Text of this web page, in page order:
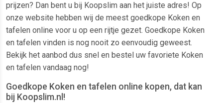
prijzen? Dan bent u bij Koopslim aan het juiste adres! Op
onze website hebben wij de meest goedkope Koken en
tafelen online voor u op een rijtje gezet. Goedkope Koken
en tafelen vinden is nog nooit zo eenvoudig geweest.
Bekijk het aanbod dus snel en bestel uw favoriete Koken
en tafelen vandaag nog!
Goedkope Koken en tafelen online kopen, dat kan
bij Koopslim.nl!